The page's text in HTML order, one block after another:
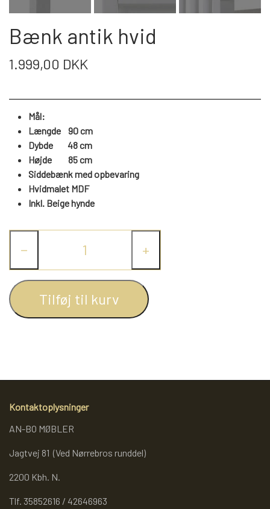
DAYBED/CHAISELONG
ENTRE
REOL EDGE
REOL MISTRAL
REOL SIGN
REOL BASIC
BOGREOLER 40 CM DYBDE
VÆGPANELER
BELYSNING
SPEJLE
SPEJLE
VÆGPANELER
SPEJLE
PARKERING
MONTERING & LEVERING
OM OS
Bænk antik hvid
1.999,00 DKK
Mål:
Længde 90 cm
Dybde 48 cm
Højde
85cm
Siddebænk med opbevaring
Hvidmalet MDF
Inkl. Beige hynde
− +
Tilføj til kurv
Kontaktoplysninger
AN-BO MØBLER
Jagtvej 81 (Ved Nørrebros runddel)
2200 Kbh. N.
Tlf. 35852616 / 42646963